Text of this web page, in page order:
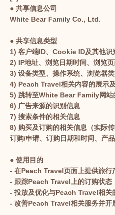
● 共享信息公司
White Bear Family Co., Ltd.
● 共享信息类型
1) 客户端ID、Cookie ID及其他识
2) IP地址、浏览日期时间、浏览
3) 设备类型、操作系统、浏览器
4) Peach Travel相关内容的展示
5) 跳转至White Bear Family网站
6) 广告来源的识别信息
7) 搜索条件的相关信息
8) 购买及订购的相关信息（实际
订购/申请、订购日期和时间、产
● 使用目的
- 在Peach Travel页面上提供旅行
- 跟踪Peach Travel上的订购状态
- 投放及优化与Peach Travel相关
- 改善Peach Travel相关服务并开